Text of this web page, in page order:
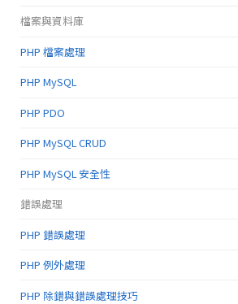
檔案與資料庫
PHP 檔案處理
PHP MySQL
PHP PDO
PHP MySQL CRUD
PHP MySQL 安全性
錯誤處理
PHP 錯誤處理
PHP 例外處理
PHP 除錯與錯誤處理技巧